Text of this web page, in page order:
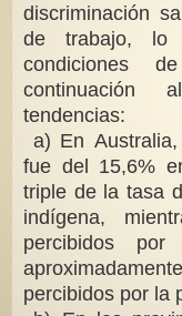
discriminación
de trabajo, lo
condiciones
continuación
tendencias:
a) En
fue del 15,6%
triple de la tasa
indígena,
percibidos
percibidos por la